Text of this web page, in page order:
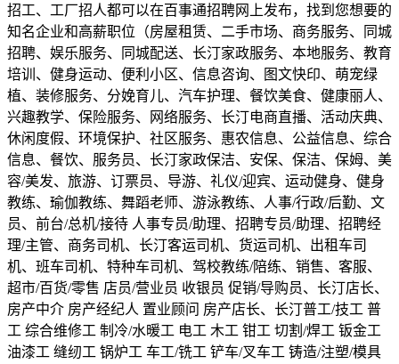
招工、工厂招人都可以在百事通招聘网上发布，找到您想要的
知名企业和高薪职位（房屋租赁、二手市场、商务服务、同城
招聘、娱乐服务、同城配送、长汀家政服务、本地服务、教育
培训、健身运动、便利小区、信息咨询、图文快印、萌宠绿
植、装修服务、分娩育儿、汽车护理、餐饮美食、健康丽人、
兴趣教学、保险服务、网络服务、长汀电商直播、活动庆典、
休闲度假、环境保护、社区服务、惠农信息、公益信息、综合
信息、餐饮、服务员、长汀家政保洁、安保、保洁、保姆、美
容/美发、旅游、订票员、导游、礼仪/迎宾、运动健身、健身
教练、瑜伽教练、舞蹈老师、游泳教练、人事/行政/后勤、文
员、前台/总机/接待 人事专员/助理、招聘专员/助理、招聘经
理/主管、商务司机、长汀客运司机、货运司机、出租车司
机、班车司机、特种车司机、驾校教练/陪练、销售、客服、
超市/百货/零售 店员/营业员 收银员 促销/导购员、长汀店长、
房产中介 房产经纪人 置业顾问 房产店长、长汀普工/技工 普
工 综合维修工 制冷/水暖工 电工 木工 钳工 切割/焊工 钣金工
油漆工 缝纫工 锅炉工 车工/铣工 铲车/叉车工 铸造/注塑/模具